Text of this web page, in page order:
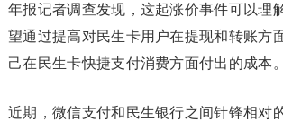
年报记者调查发现，这起涨价事件可以理
望通过提高对民生卡用户在提现和转账方
己在民生卡快捷支付消费方面付出的成本。
近期，微信支付和民生银行之间针锋相对